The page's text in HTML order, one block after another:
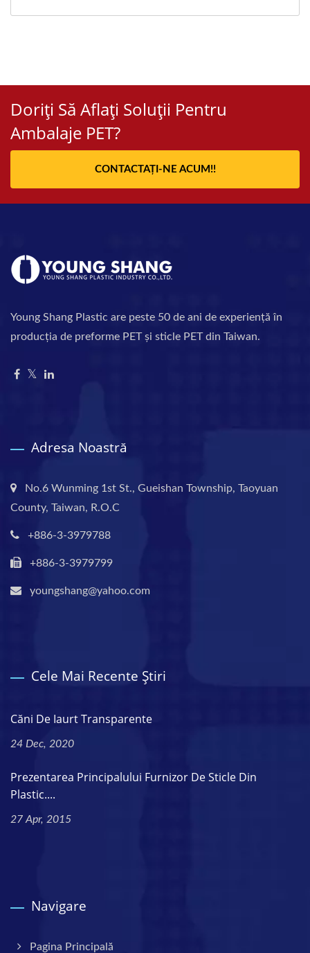
Doriți Să Aflați Soluții Pentru
Ambalaje PET?
CONTACTAȚI-NE ACUM!!
Young Shang Plastic are peste 50 de ani de experiență în
producția de preforme PET și sticle PET din Taiwan.
Adresa Noastră
No.6 Wunming 1st St., Gueishan Township, Taoyuan
County, Taiwan, R.O.C
+886-3-3979788
+886-3-3979799
youngshang@yahoo.com
Cele Mai Recente Știri
Căni De Iaurt Transparente
24 Dec, 2020
Prezentarea Principalului Furnizor De Sticle Din
Plastic....
27 Apr, 2015
Navigare
Pagina Principală